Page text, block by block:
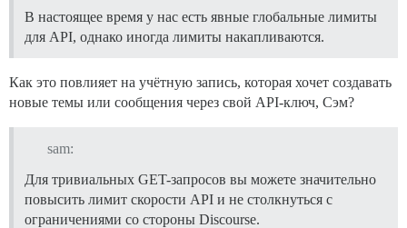
В настоящее время у нас есть явные глобальные лимиты
для API, однако иногда лимиты накапливаются.
Как это повлияет на учётную запись, которая хочет создавать
новые темы или сообщения через свой API-ключ, Сэм?
sam:
Для тривиальных GET-запросов вы можете значительно
повысить лимит скорости API и не столкнуться с
ограничениями со стороны Discourse.